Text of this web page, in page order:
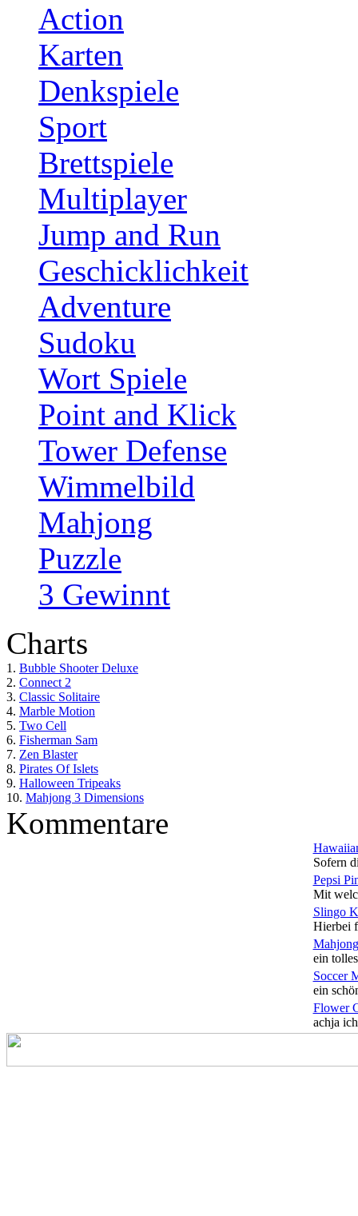
Action
Karten
Denkspiele
Sport
Brettspiele
Multiplayer
Jump and Run
Geschicklichkeit
Adventure
Sudoku
Wort Spiele
Point and Klick
Tower Defense
Wimmelbild
Mahjong
Puzzle
3 Gewinnt
Charts
1. Bubble Shooter Deluxe
2. Connect 2
3. Classic Solitaire
4. Marble Motion
5. Two Cell
6. Fisherman Sam
7. Zen Blaster
8. Pirates Of Islets
9. Halloween Tripeaks
10. Mahjong 3 Dimensions
Kommentare
Sofern
Pepsi
Mit
Slingo
Hierbei
ein
Soccer
ein
Flower
achja